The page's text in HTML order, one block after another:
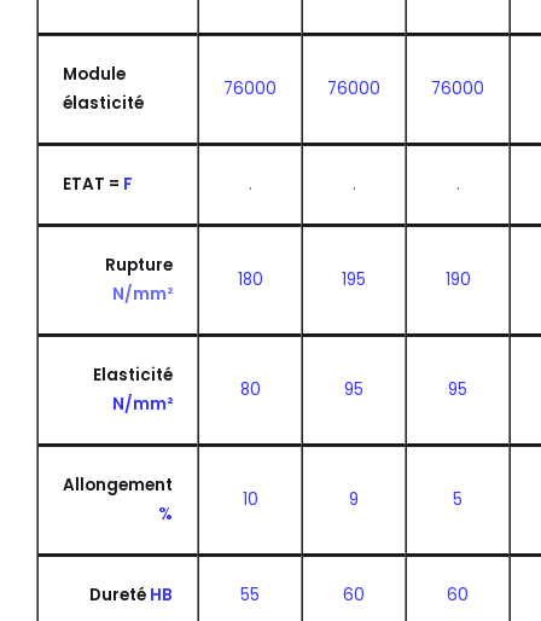
Module
élasticité
76000 76000 76000
ETAT = F . . .
Rupture
N/mm²
180 195 190
Elasticité
N/mm²
80 95 95
Allongement
%
10 9 5
Dureté HB 55 60 60